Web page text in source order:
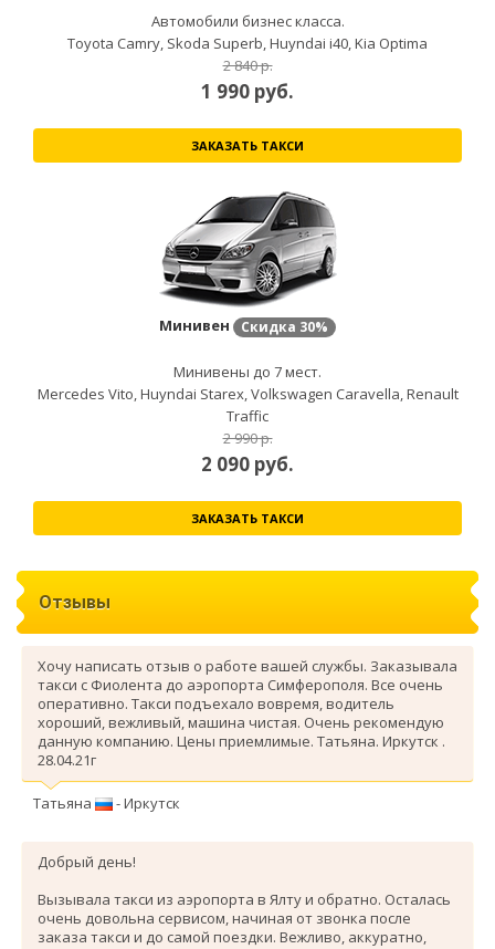
Автомобили бизнес класса.
Toyota Camry, Skoda Superb, Huyndai i40, Kia Optima
2 840 р.
1 990 руб.
ЗАКАЗАТЬ ТАКСИ
Минивен Скидка 30%
Минивены до 7 мест.
Mercedes Vito, Huyndai Starex, Volkswagen Caravella, Renault
Traffic
2 990 р.
2 090 руб.
ЗАКАЗАТЬ ТАКСИ
Отзывы
Хочу написать отзыв о работе вашей службы. Заказывала
такси с Фиолента до аэропорта Симферополя. Все очень
оперативно. Такси подъехало вовремя, водитель
хороший, вежливый, машина чистая. Очень рекомендую
данную компанию. Цены приемлимые. Татьяна. Иркутск .
28.04.21г
Татьяна - Иркутск
Добрый день!
Вызывала такси из аэропорта в Ялту и обратно. Осталась
очень довольна сервисом, начиная от звонка после
заказа такси и до самой поездки. Вежливо, аккуратно,